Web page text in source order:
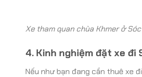
Xe tham quan chùa Khmer ở
4. Kinh nghiệm đặt xe
Nếu như bạn đang cần thuê xe